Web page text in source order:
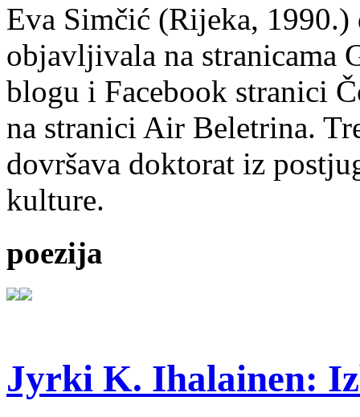
Eva Simčić (Rijeka, 1990.)
objavljivala na stranicama
blogu i Facebook stranici
na stranici Air Beletrina.
dovršava doktorat iz
kulture.
poezija
Jyrki K. Ihalainen: